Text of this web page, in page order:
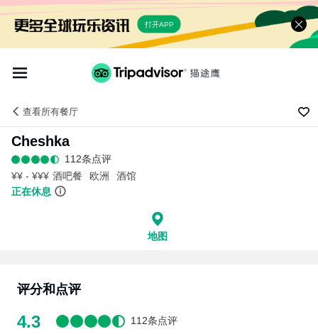
打开APP
查看所有餐厅
Cheshka
112条点评
¥¥ - ¥¥¥ 酒吧餐 欧洲
酒馆
正在休息
地图
评分和点评
4.3 112条点评